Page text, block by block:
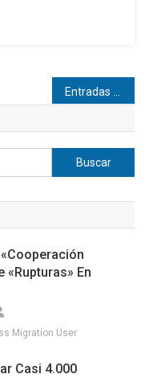
Buscar:
«rupturas» En
Migration User
Casi 4.000